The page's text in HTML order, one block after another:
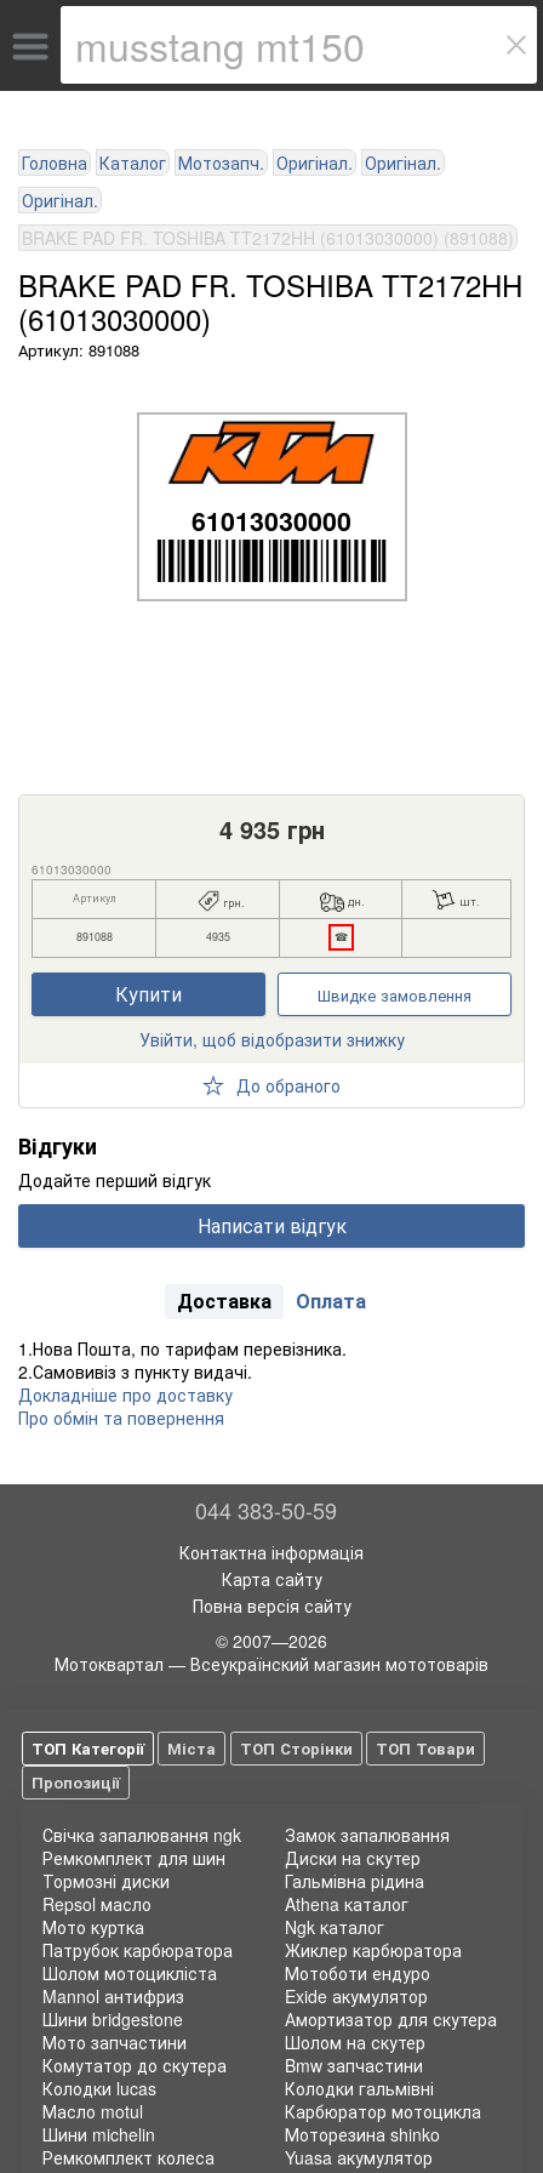
Головна Каталог Мотозапч. Оригінал. Оригінал.
Оригінал.
BRAKE PAD FR. TOSHIBA TT2172HH (61013030000) (891088)
BRAKE PAD FR. TOSHIBA TT2172HH
(61013030000)
Артикул: 891088
61013030000
4 935грн
61013030000
Артикул грн. дн. шт.
891088 4935 ☎
Купити Швидке замовлення
Увійти, щоб відобразити знижку
До обраного
Відгуки
Додайте перший відгук
Написати відгук
Доставка Оплата
1.Нова Пошта, по тарифам перевізника.
2.Самовивіз з пункту видачі.
Докладніше про доставку
Про обмін та повернення
044 383-50-59
Контактна інформація
Карта сайту
Повна версія сайту
© 2007—2026
Мотоквартал — Всеукраїнский магазин мототоварів
ТОП Категорії Міста ТОП Сторінки
ТОП Товари
Пропозиції
Свічка запалювання ngk
Ремкомплект для шин
Тормозні диски
Repsol масло
Мото куртка
Патрубок карбюратора
Шолом мотоцикліста
Mannol антифриз
Замок запалювання
Диски на скутер
Гальмівна рідина
Athena каталог
Ngk каталог
Жиклер карбюратора
Мотоботи ендуро
Exide акумулятор
Шини bridgestone
Мото запчастини
Комутатор до скутера
Колодки lucas
Масло motul
Шини michelin
Ремкомплект колеса
Амортизатор для скутера
Шолом на скутер
Bmw запчастини
Колодки гальмівні
Карбюратор мотоцикла
Моторезина shinko
Yuasa акумулятор